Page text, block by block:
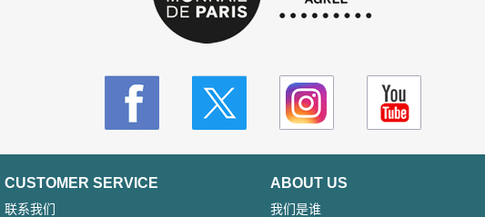
CUSTOMER SERVICE
联系我们
ABOUT US
我们是谁